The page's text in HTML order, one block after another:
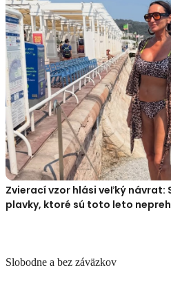
Zvierací vzor hlási veľký návrat:
plavky, ktoré sú toto leto
Slobodne a bez záväzkov